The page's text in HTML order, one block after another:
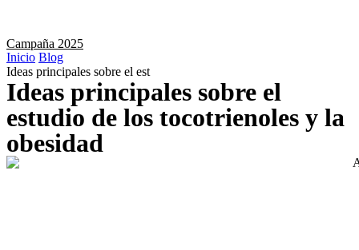
Campaña 2025
Inicio Blog
Ideas principales sobre el est
Ideas principales sobre el
estudio de los tocotrienoles y la
obesidad